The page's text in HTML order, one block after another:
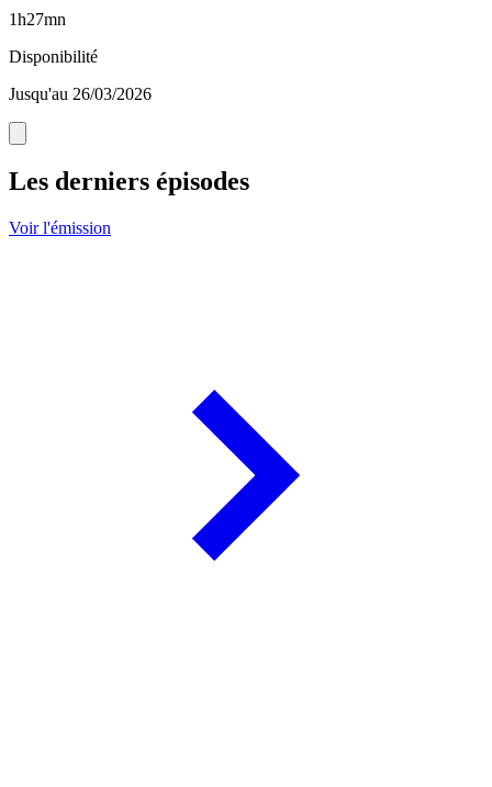
1h27mn
Disponibilité
Jusqu'au 26/03/2026
Les derniers épisodes
Voir l'émission